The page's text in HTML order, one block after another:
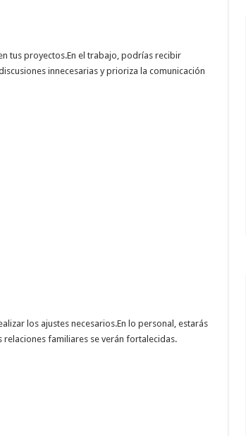
tus proyectos.En el trabajo, podrías recibir
innecesarias y prioriza la comunicación
los ajustes necesarios.En lo personal, estarás
familiares se verán fortalecidas.